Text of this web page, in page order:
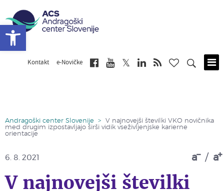
Kontakt e-Novičke
Andragoški center Slovenije >
V najnovejši številki VKO novičnika
med drugim izpostavljajo širši vidik vseživljenjske karierne
orientacije
a / a
6. 8. 2021
V najnovejši številki
Open toolbar